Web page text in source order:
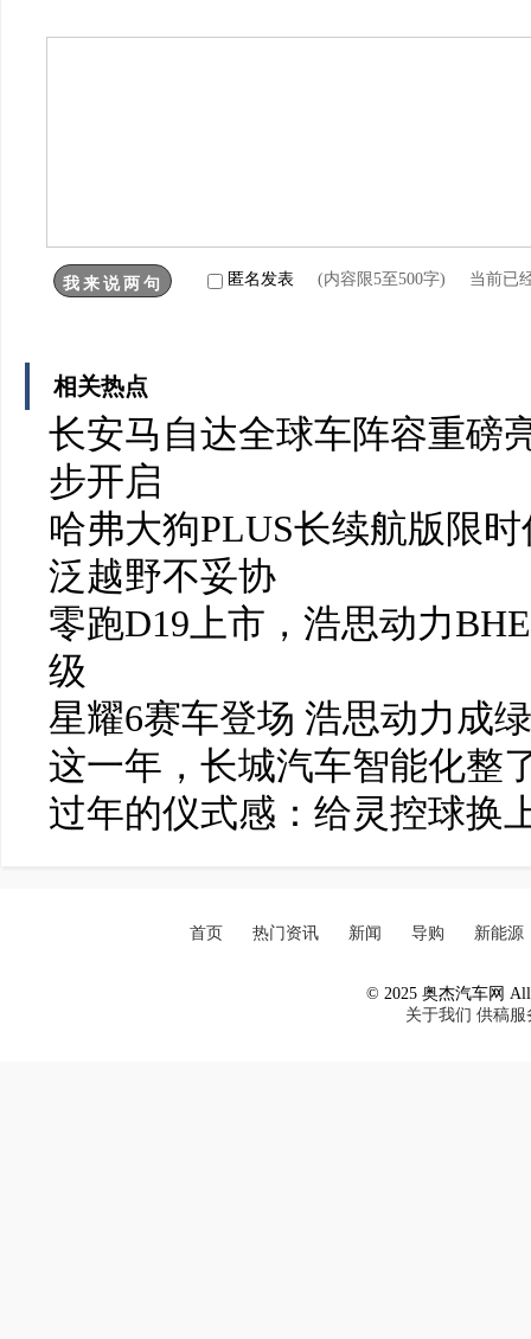
匿名发表 (内容限5至500字) 当前已
相关热点
长安马自达全球车阵容重磅
步开启
哈弗大狗PLUS长续航版限
泛越野不妥协
零跑D19上市，浩思动力
级
星耀6赛车登场 浩思动力成
这一年，长城汽车智能化整
过年的仪式感：给灵控球换
首页 热门资讯 新闻 导购 新能源
© 2025 奥杰汽车网 All
关于我们 供稿服